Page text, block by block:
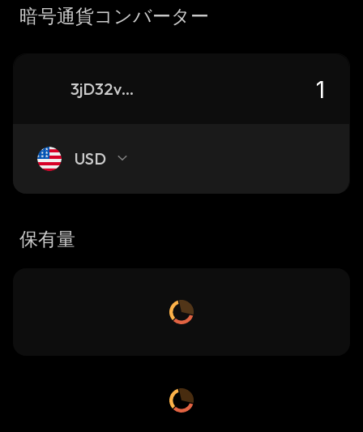
暗号通貨コンバーター
3jD32vxnBa1GXtaA7kedP595xER4QNZmivgVg15wmrgg_solana
USD
保有量